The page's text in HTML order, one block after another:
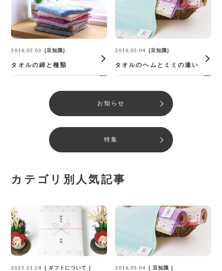
2016.05.03 豆知識
タオルの綿と種類
2016.05.04 豆知識
タオルのヘムとミミの違い
お知らせ
特集
カテゴリ別人気記事
2025.11.28 ギフトについて 2016.05.04 豆知識